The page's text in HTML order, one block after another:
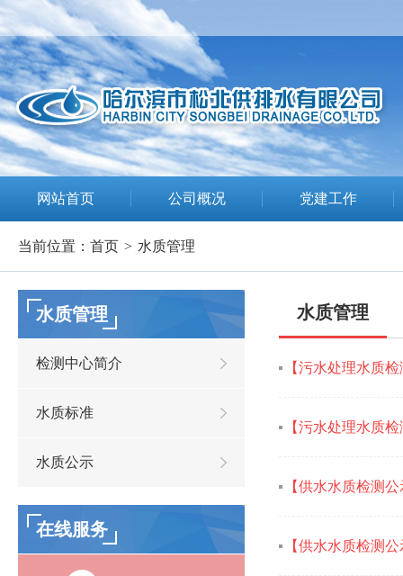
网站首页 公司概况 党建工作
当前位置： 首页 > 水质管理
水质管理
【污水处理水质
【污水处理水质
【供水水质检测
【供水水质检测
水质管理
检测中心简介
水质标准
水质公示
在线服务